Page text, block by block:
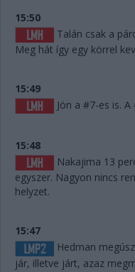
15:50
Talán csak a
Meg hát így egy körrel
15:49
Jön a #7-es is.
15:48
Nakajima 13
egyszer. Nagyon nincs
helyzet.
15:47
Hedman
jár, illetve járt, azaz